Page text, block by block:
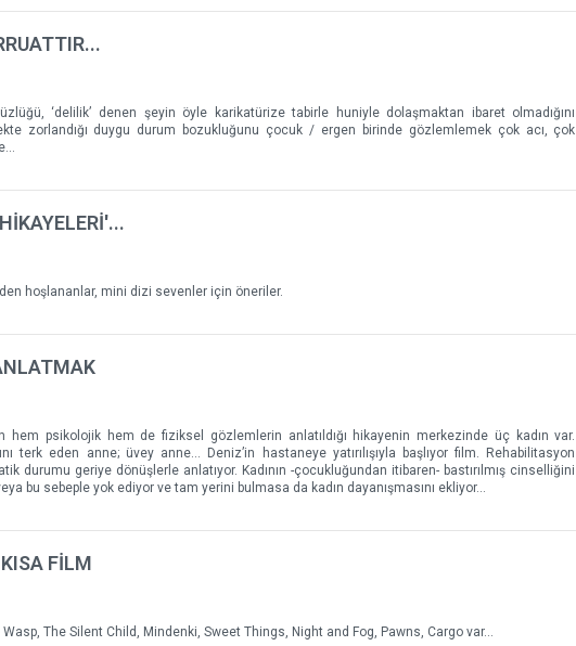
‘delilik’ denen şeyin öyle karikatürize tabirle huniyle dolaşmaktan ibaret olmadığını
zorlandığı duygu durum bozukluğunu çocuk / ergen birinde gözlemlemek çok acı, çok
hoşlananlar, mini dizi sevenler için öneriler.
hem psikolojik hem de fiziksel gözlemlerin anlatıldığı hikayenin merkezinde üç kadın var.
terk eden anne; üvey anne... Deniz’in hastaneye yatırılışıyla başlıyor film. Rehabilitasyon
durumu geriye dönüşlerle anlatıyor. Kadının -çocukluğundan itibaren- bastırılmış cinselliğini
bu sebeple yok ediyor ve tam yerini bulmasa da kadın dayanışmasını ekliyor...
FİLM
The Silent Child, Mindenki, Sweet Things, Night and Fog, Pawns, Cargo var...